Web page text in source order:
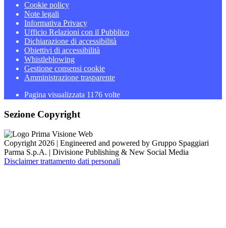
Cookie policy
Note legali
Informativa Privacy
Ufficio Relazioni con il Pubblico
Dichiarazione di accessibilità
Obiettivi di accessibilità
Whistleblowing
Gestione consensi cookie
Amministrazione trasparente
Pagina visualizzata 1176 volte
Sezione Copyright
Copyright 2026 | Engineered and powered by Gruppo Spaggiari
Parma S.p.A. | Divisione Publishing & New Social Media
Disclaimer trattamento dati personali